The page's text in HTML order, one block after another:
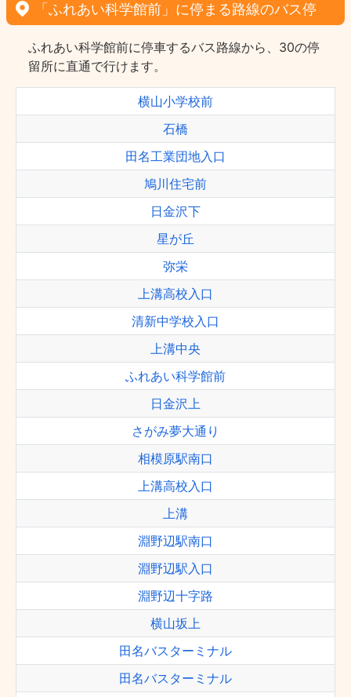
「ふれあい科学館前」に停まる路線のバス停
ふれあい科学館前に停車するバス路線から、30の停
留所に直通で行けます。
横山小学校前
石橋
田名工業団地入口
鳩川住宅前
日金沢下
星が丘
弥栄
上溝高校入口
清新中学校入口
上溝中央
ふれあい科学館前
日金沢上
さがみ夢大通り
相模原駅南口
上溝高校入口
上溝
淵野辺駅南口
淵野辺駅入口
淵野辺十字路
横山坂上
田名バスターミナル
田名バスターミナル